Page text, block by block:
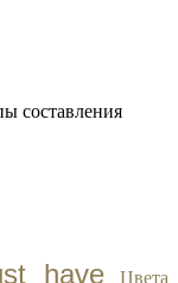
составления
have Цвета